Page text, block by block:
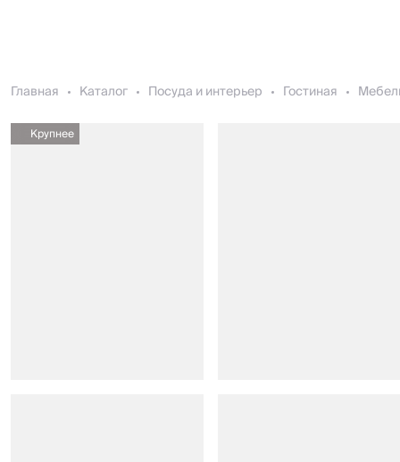
Главная Каталог Посуда и интерьер Гостиная
Крупнее